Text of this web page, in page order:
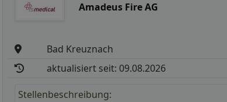
Amadeus Fire AG
Bad Kreuznach
aktualisiert seit: 09.08.2026
Stellenbeschreibung: